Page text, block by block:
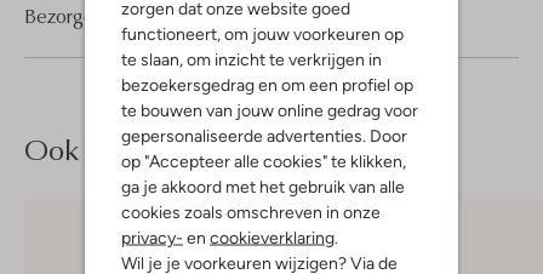
zorgen dat onze website goed
functioneert, om jouw voorkeuren op
te slaan, om inzicht te verkrijgen in
bezoekersgedrag en om een profiel op
te bouwen van jouw online gedrag voor
gepersonaliseerde advertenties. Door
op "Accepteer alle cookies" te klikken,
ga je akkoord met het gebruik van alle
cookies zoals omschreven in onze
privacy- en cookieverklaring.
Wil je je voorkeuren wijzigen? Via de
Bezorgen & retourneren
Ook iets voor jou?